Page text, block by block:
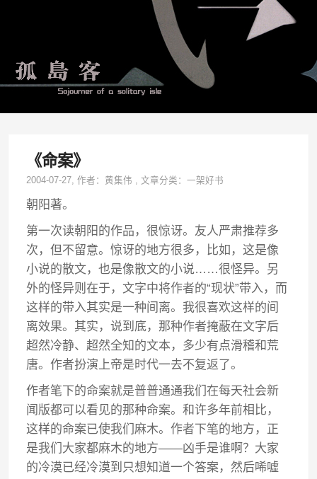
《命案》
2004-07-27, 作者：黄集伟 ,文章分类：一架好书
朝阳著。
第一次读朝阳的作品，很惊讶。友人严肃推荐多
次，但不留意。惊讶的地方很多，比如，这是像
小说的散文，也是像散文的小说……很怪异。另
外的怪异则在于，文字中将作者的“现状”带入，而
这样的带入其实是一种间离。我很喜欢这样的间
离效果。其实，说到底，那种作者掩蔽在文字后
超然冷静、超然全知的文本，多少有点滑稽和荒
唐。作者扮演上帝是时代一去不复返了。
作者笔下的命案就是普普通通我们在每天社会新
闻版都可以看见的那种命案。和许多年前相比，
这样的命案已使我们麻木。作者下笔的地方，正
是我们大家都麻木的地方——凶手是谁啊？大家
的冷漠已经冷漠到只想知道一个答案，然后唏嘘